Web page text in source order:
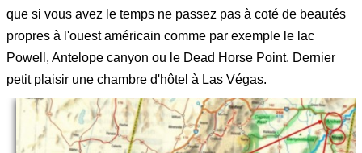
que si vous avez le temps ne passez pas à coté de beautés
propres à l'ouest américain comme par exemple le lac
Powell, Antelope canyon ou le Dead Horse Point. Dernier
petit plaisir une chambre d'hôtel à Las Végas.